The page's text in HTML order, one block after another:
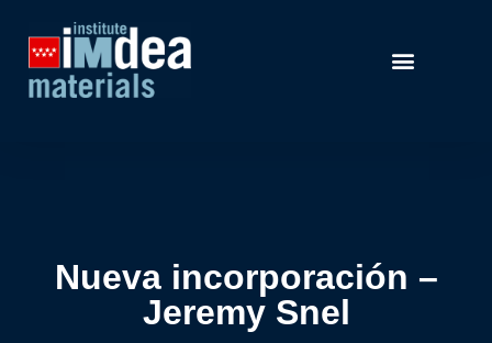
Nueva incorporación –
Jeremy Snel